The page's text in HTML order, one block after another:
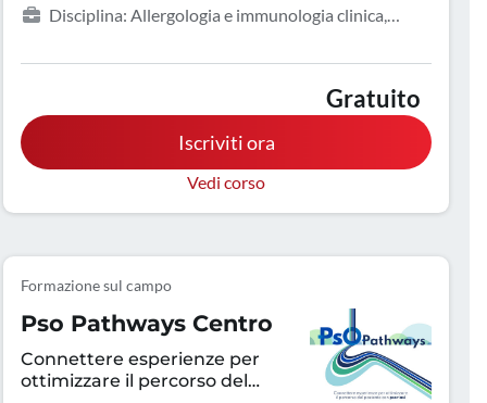
Disciplina: Allergologia e immunologia clinica,
SSN, Medicina generale (medici di famiglia), Pediatria
Gratuito
Iscriviti ora
Vedi corso
Formazione sul campo
Pso Pathways Centro
Connettere esperienze per
ottimizzare il percorso del